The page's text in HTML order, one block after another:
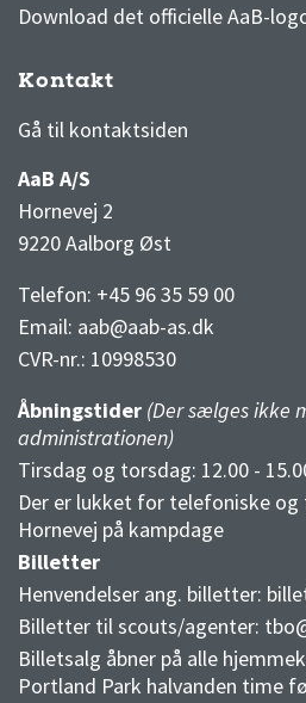
Download det officielle AaB-
Kontakt
Gå til kontaktsiden
AaB A/S
Hornevej 2
9220 Aalborg Øst
Telefon: +45 96 35 59 00
Email: aab@aab-as.dk
CVR-nr.: 10998530
Åbningstider (Der sælges ikke
administrationen)
Tirsdag og torsdag: 12.00 -
Der er lukket for telefoniske og
Hornevej på kampdage
Billetter
Henvendelser ang. billetter:
Billetter til scouts/agenter:
Billetsalg åbner på alle
Portland Park halvanden time